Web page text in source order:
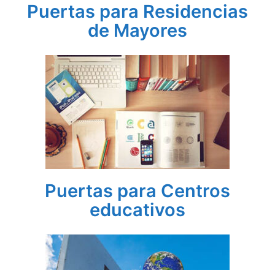
Puertas para Residencias
de Mayores
Puertas para Centros
educativos